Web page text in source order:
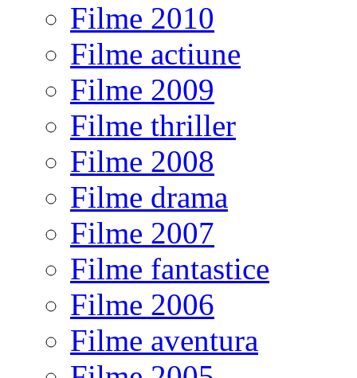
Filme 2010
Filme actiune
Filme 2009
Filme thriller
Filme 2008
Filme drama
Filme 2007
Filme fantastice
Filme 2006
Filme aventura